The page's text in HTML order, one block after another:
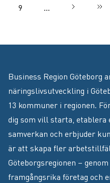
Sida
9 … Nästa sida
››
Business Region Göteborg
näringslivsutveckling i
13 kommuner i regionen.
dig som vill starta,
samverkan och erbjuder
är att skapa fler
Göteborgsregionen –
framgångsrika företag och